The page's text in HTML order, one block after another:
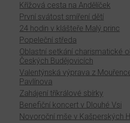
Křížová cesta na Andělíček
První svátost smíření dětí
24 hodin v klášteře Malý princ
Popeleční středa
Oblastní setkání charismatické
Českých Budějovicích
Valentýnská výprava z
Pavlínova
Zahájení tříkrálové sbírky
Benefiční koncert v Dlouhé Vsi
Novoroční mše v Kašperských